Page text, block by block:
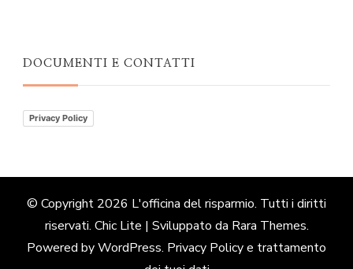
DOCUMENTI E CONTATTI
Privacy Policy
© Copyright 2026 L'officina del risparmio. Tutti i diritti
riservati. Chic Lite | Sviluppato da Rara Themes.
Powered byWordPress. Privacy Policy e trattamento